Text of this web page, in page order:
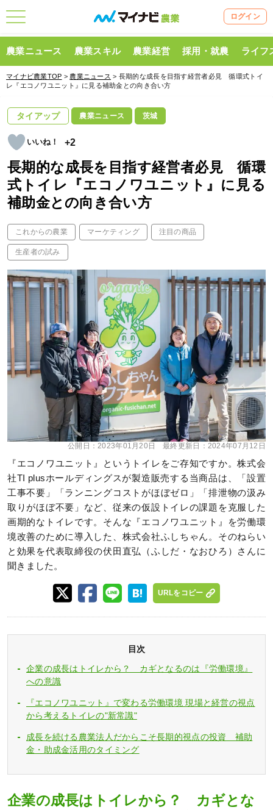
ログイン
農業ニュース 農業スキル 農業経営 採用・就農 ライフ
マイナビ農業TOP > 農業ニュース > 長期的な成長を目指す経営者必見 循環式トイ
レ『エコノワユニット』に見る補助金との向き合い方
タイアップ 農業ニュース 茨城
+2
長期的な成長を目指す経営者必見 循環
式トイレ『エコノワユニット』に見る
補助金との向き合い方
これからの農業 マーケティング 注目の商品
生産者の試み
公開日：2023年01月20日 最終更新日： 2024年07月12日
『エコノワユニット』というトイレをご存知ですか。株式会
社TI plusホールディングスが製造販売する当商品は、「設置
工事不要」「ランニングコストがほぼゼロ」「排泄物の汲み
取りがほぼ不要」など、従来の仮設トイレの課題を克服した
画期的なトイレです。そんな『エコノワユニット』を労働環
境改善のために導入した、株式会社ふしちゃん。そのねらい
と効果を代表取締役の伏田直弘（ふしだ・なおひろ）さんに
聞きました。
URLをコピー
目次
企業の成長はトイレから？ カギとなるのは『労働環境』
への意識
『エコノワユニット』で変わる労働環境 現場と経営の視点
から考えるトイレの"新常識"
成長を続ける農業法人だからこそ長期的視点の投資 補助
金・助成金活用のタイミング
企業の成長はトイレから？ カギとな